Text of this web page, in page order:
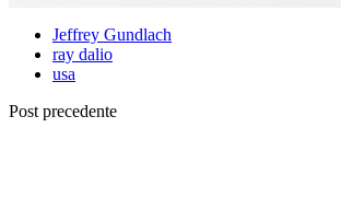
Jeffrey Gundlach
ray dalio
usa
Post precedente